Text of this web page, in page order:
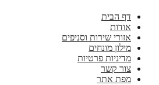
דף הבית
אודות
אזורי שירות וסניפים
מילון מונחים
מדיניות פרטיות
צור קשר
מפת אתר